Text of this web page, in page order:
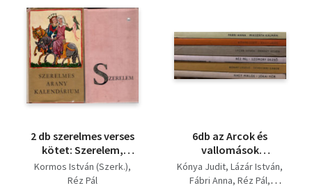
2 db szerelmes verses
kötet: Szerelem,
Szerelmes arany
kalendárium
Kormos István (Szerk.)
Réz Pál
6db az Arcok és
vallomások
sorozatból
Kónya Judit Lázár István
Fábri Anna Réz Pál